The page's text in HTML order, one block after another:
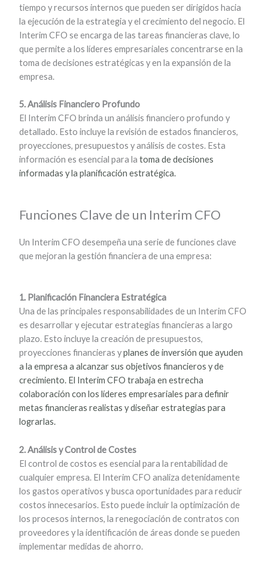
tiempo y recursos internos que pueden ser dirigidos hacia
la ejecución de la estrategia y el crecimiento del negocio. El
Interim CFO se encarga de las tareas financieras clave, lo
que permite a los líderes empresariales concentrarse en la
toma de decisiones estratégicas y en la expansión de la
empresa.
5. Análisis Financiero Profundo
El Interim CFO brinda un análisis financiero profundo y
detallado. Esto incluye la revisión de estados financieros,
proyecciones, presupuestos y análisis de costes. Esta
información es esencial para latoma de decisiones
informadas y la planificación estratégica.
Funciones Clave de un Interim CFO
Un Interim CFO desempeña una serie de funciones clave
que mejoran la gestión financiera de una empresa:
1. Planificación Financiera Estratégica
Una de las principales responsabilidades de un Interim CFO
es desarrollar y ejecutar estrategias financieras a largo
plazo. Esto incluye la creación de presupuestos,
proyecciones financieras yplanes de inversión que ayuden
a la empresa a alcanzar sus objetivos financieros y de
crecimiento. El Interim CFO trabaja en estrecha
colaboración con los líderes empresariales para definir
metasfinancieras realistas y diseñar estrategias para
lograrlas.
2. Análisis y Control de Costes
El control de costos es esencial para la rentabilidad de
cualquier empresa. El Interim CFO analiza detenidamente
los gastos operativos y busca oportunidades para reducir
costos innecesarios. Esto puede incluir la optimización de
los procesos internos, la renegociación de contratos con
proveedores y la identificación de áreas donde se pueden
implementar medidas de ahorro.